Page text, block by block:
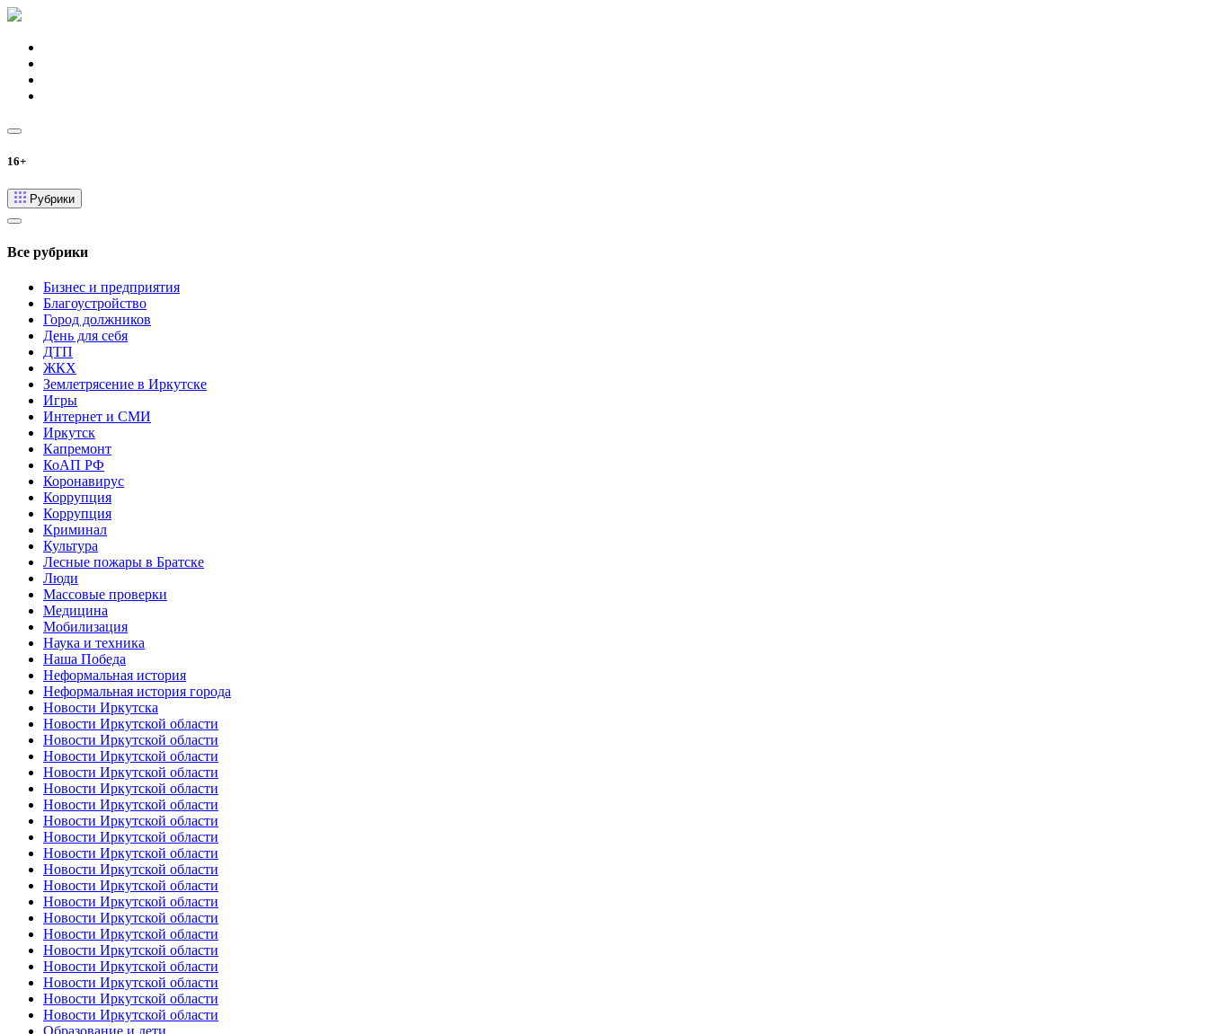
16+
Рубрики
Все рубрики
Бизнес и предприятия
Благоустройство
Город должников
День для себя
ДТП
ЖКХ
Землетрясение в Иркутске
Игры
Интернет и СМИ
Иркутск
Капремонт
КоАП РФ
Коронавирус
Коррупция
Коррупция
Криминал
Культура
Лесные пожары в Братске
Люди
Массовые проверки
Медицина
Мобилизация
Наука и техника
Наша Победа
Неформальная история
Неформальная история города
Новости Иркутска
Новости Иркутской области
Новости Иркутской области
Новости Иркутской области
Новости Иркутской области
Новости Иркутской области
Новости Иркутской области
Новости Иркутской области
Новости Иркутской области
Новости Иркутской области
Новости Иркутской области
Новости Иркутской области
Новости Иркутской области
Новости Иркутской области
Новости Иркутской области
Новости Иркутской области
Новости Иркутской области
Новости Иркутской области
Новости Иркутской области
Новости Иркутской области
Образование и дети